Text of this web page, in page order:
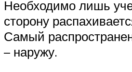
Необходимо лишь
сторону
Самый
– наружу.